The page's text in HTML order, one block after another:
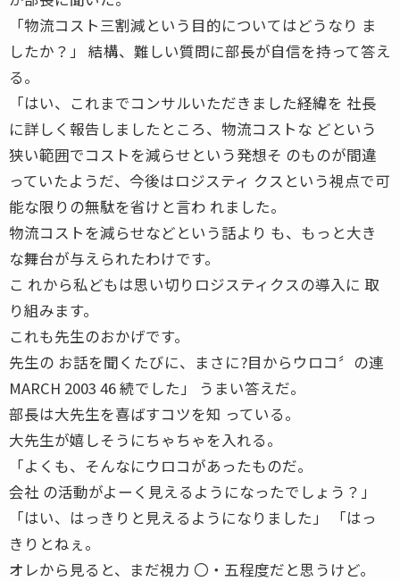
「物流コスト三割減という目的についてはどうなり ま
したか？」 結構、難しい質問に部長が自信を持って答え
る。
「はい、これまでコンサルいただきました経緯を 社長
に詳しく報告しましたところ、物流コストな どという
狭い範囲でコストを減らせという発想そ のものが間違
っていたようだ、今後はロジスティ クスという視点で可
能な限りの無駄を省けと言わ れました。
物流コストを減らせなどという話より も、もっと大き
な舞台が与えられたわけです。
こ れから私どもは思い切りロジスティクスの導入に 取
り組みます。
これも先生のおかげです。
先生の お話を聞くたびに、まさに?目からウロコ〞の連
MARCH 2003 46 続でした」 うまい答えだ。
部長は大先生を喜ばすコツを知 っている。
大先生が嬉しそうにちゃちゃを入れる。
「よくも、そんなにウロコがあったものだ。
会社 の活動がよーく見えるようになったでしょう？」
「はい、はっきりと見えるようになりました」 「はっ
きりとねぇ。
オレから見ると、まだ視力 〇・五程度だと思うけど。